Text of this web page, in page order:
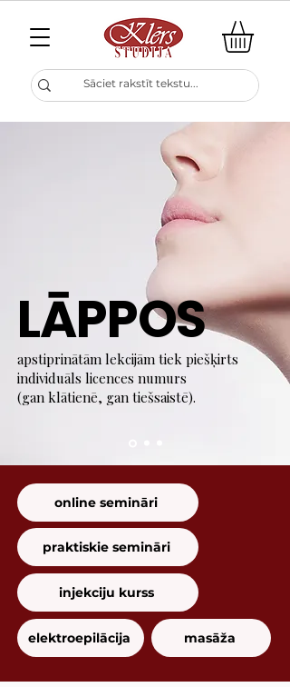
LĀPPOS
apstiprinātām lekcijām tiek piešķirts
individuāls licences numurs
(gan klātienē, gan tiešsaistē).
online semināri
praktiskie semināri
injekciju kurss
elektroepilācija masāža